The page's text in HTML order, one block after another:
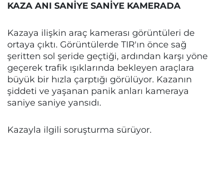
KAZA ANI SANİYE SANİYE KAMERADA
Kazaya ilişkin araç kamerası görüntüleri de
ortaya çıktı. Görüntülerde TIR'ın önce sağ
şeritten sol şeride geçtiği, ardından karşı yöne
geçerek trafik ışıklarında bekleyen araçlara
büyük bir hızla çarptığı görülüyor. Kazanın
şiddeti ve yaşanan panik anları kameraya
saniye saniye yansıdı.
Kazayla ilgili soruşturma sürüyor.